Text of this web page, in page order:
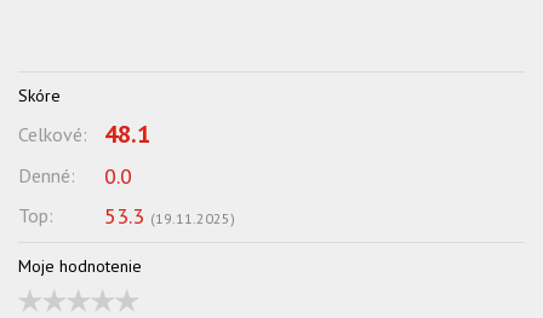
Skóre
Celkové: 48.1
Denné: 0.0
Top: 53.3 (19.11.2025)
Moje hodnotenie